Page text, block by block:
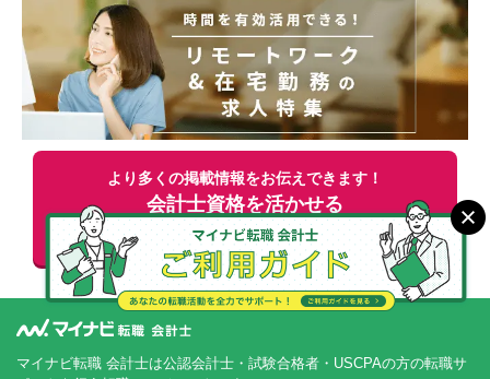
より多くの掲載情報をお伝えできます！
会計士資格を活かせる
無料転職支援サービスに申し込む
マイナビ転職 会計士は公認会計士・試験合格者・USCPAの方の転職サ